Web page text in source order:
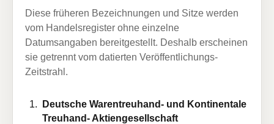
Diese früheren Bezeichnungen und Sitze werden
vom Handelsregister ohne einzelne
Datumsangaben bereitgestellt. Deshalb erscheinen
sie getrennt vom datierten Veröffentlichungs-
Zeitstrahl.
Deutsche Warentreuhand- und Kontinentale
Treuhand- Aktiengesellschaft